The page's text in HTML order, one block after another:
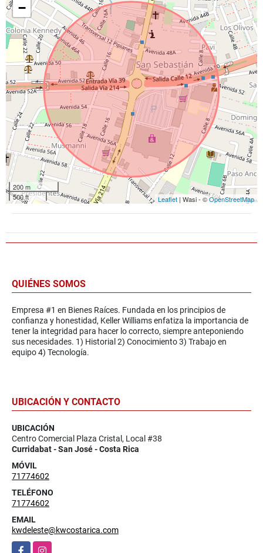
−
200 m
500 ft
Leaflet | Wasi - ©OpenStreetMap
QUIÉNES SOMOS
Empresa #1 en Bienes Raíces. Fundada en los principios de
confianza y honestidad, Keller Williams enfatiza la importancia de
tener la integridad para hacer lo correcto, siempre anteponiendo
sus necesidades. 1) Historial 2) Conocimiento 3) Trabajo en
equipo 4) Tecnología.
UBICACIÓN Y CONTACTO
UBICACIÓN
Centro Comercial Plaza Cristal, Local #38
Curridabat - San José - Costa Rica
MÓVIL
71774602
TELÉFONO
71774602
EMAIL
kwdeleste@kwcostarica.com
FacebookInstagram